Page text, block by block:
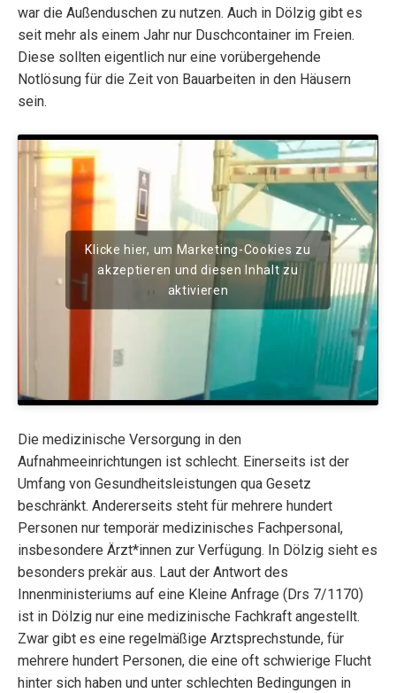
war die Außenduschen zu nutzen. Auch in Dölzig gibt es
seit mehr als einem Jahr nur Duschcontainer im Freien.
Diese sollten eigentlich nur eine vorübergehende
Notlösung für die Zeit von Bauarbeiten in den Häusern
sein.
Klicke hier, um Marketing-Cookies zu
akzeptieren und diesen Inhalt zu
aktivieren
Die medizinische Versorgung in den
Aufnahmeeinrichtungen ist schlecht. Einerseits ist der
Umfang von Gesundheitsleistungen qua Gesetz
beschränkt. Andererseits steht für mehrere hundert
Personen nur temporär medizinisches Fachpersonal,
insbesondere Ärzt*innen zur Verfügung. In Dölzig sieht es
besonders prekär aus. Laut der Antwort des
Innenministeriums auf eine Kleine Anfrage (Drs 7/1170)
ist in Dölzig nur eine medizinische Fachkraft angestellt.
Zwar gibt es eine regelmäßige Arztsprechstunde, für
mehrere hundert Personen, die eine oft schwierige Flucht
hinter sich haben und unter schlechten Bedingungen in